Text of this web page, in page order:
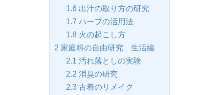
1.6 出汁の取り方の研究
1.7 ハーブの活用法
1.8 火の起こし方
2 家庭科の自由研究 生活編
2.1 汚れ落としの実験
2.2 消臭の研究
2.3 古着のリメイク